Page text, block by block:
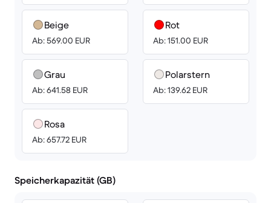
Beige
Ab: 569.00 EUR
Grau
Ab: 641.58 EUR
Rosa
Ab: 657.72 EUR
Rot
Ab: 151.00 EUR
Polarstern
Ab: 139.62 EUR
Speicherkapazität (GB)